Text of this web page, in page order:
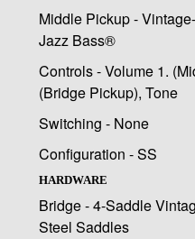
Middle Pickup -
Jazz Bass®
Controls - Volume 1.
(Bridge Pickup), Tone
Switching - None
Configuration - SS
HARDWARE
Bridge - 4-Saddle
Steel Saddles